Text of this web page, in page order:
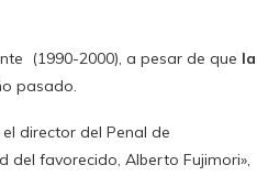
(1990-2000), a pesar de que la
pasado.
director del Penal de
del favorecido, Alberto Fujimori»,